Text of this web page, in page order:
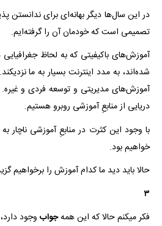
در این سال‌ها دیگر بهانه‌ای برای ندانستن
تصمیمی است که خودمان آن را گرفته‌ایم.
آموزش‌های باکیفیتی که به لحاظ جغرافیایی
شده‌اند، به مدد اینترنت بسیار به ما
آموزش‌های مدیریتی و توسعه فردی و غیره.
دریایی از منابعِ آموزشی روبرو هستیم.
با وجود این کثرت در منابعِ آموزشی ناچار
خواهیم بود.
حالا باید دید ما کدام آموزش را برخواهیم
۳
فکر میکنم حالا که این همهجوابوجود دارد،